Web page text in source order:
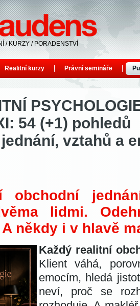
/ KURZY / PORADENSTVÍ
Realitní kurzy Právní semináře
54 (+1) pohledů
vztahů a
obchodní
lidmi.
někdy i v hlavě
Každý realitní
Klient váhá,
emocím, hledá
neví, proč se